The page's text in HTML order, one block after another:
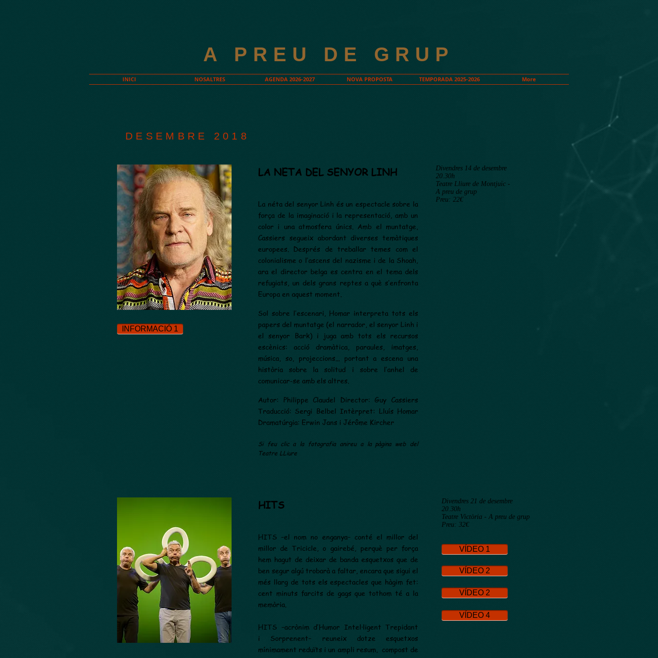
A PREU DE GRUP
INICI NOSALTRES AGENDA 2026-2027 NOVA PROPOSTA TEMPORADA 2025-2026 More
DESEMBRE 2018
INFORMACIÓ 1
LA NETA DEL SENYOR LINH
La néta del senyor Linh és un espectacle sobre la
força de la imaginació i la representació, amb un
color i una atmosfera únics. Amb el muntatge,
Cassiers segueix abordant diverses temàtiques
europees. Després de treballar temes com el
colonialisme o l’ascens del nazisme i de la Shoah,
ara el director belga es centra en el tema dels
refugiats, un dels grans reptes a què s’enfronta
Europa en aquest moment.
Sol sobre l’escenari, Homar interpreta tots els
papers del muntatge (el narrador, el senyor Linh i
el senyor Bark) i juga amb tots els recursos
escènics: acció dramàtica, paraules, imatges,
música, so, projeccions... portant a escena una
història sobre la solitud i sobre l’anhel de
comunicar-se amb els altres.
Autor: Philippe Claudel Director: Guy Cassiers
Traducció: Sergi Belbel Intèrpret: Lluís Homar
Dramatúrgia: Erwin Jans i Jérôme Kircher
Si feu clic a la fotografia anireu a la pàgina web del
Teatre LLiure
Divendres 14 de desembre
20.30h
Teatre Lliure de Montjuïc -
A preu de grup
Preu: 22€
HITS
HITS –el nom no enganya– conté el millor del
millor de Tricicle, o gairebé, perquè per força
hem hagut de deixar de banda esquetxos que de
ben segur algú trobarà a faltar, encara que sigui el
més llarg de tots els espectacles que hàgim fet:
cent minuts farcits de gags que tothom té a la
memòria.
HITS –acrònim d’Humor Intel·ligent Trepidant
i Sorprenent– reuneix dotze esquetxos
mínimament reduïts i un ampli resum, compost de
Divendres 21 de desembre
20.30h
Teatre Victòria - A preu de grup
Preu: 32€
VÍDEO 1
VÍDEO 2
VÍDEO 2
VÍDEO 4